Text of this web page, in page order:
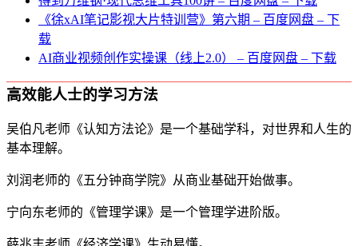
《徐xAI笔记影视大片特训营》第六期 – 百度网盘 – 下
载
AI商业视频创作实操课（线上2.0） – 百度网盘 – 下载
高效能人士的学习方法
吴伯凡老师《认知方法论》是一个基础学科，对世界和人生的
基本理解。
刘润老师的《五分钟商学院》从商业基础开始做事。
宁向东老师的《管理学课》是一个管理学进阶版。